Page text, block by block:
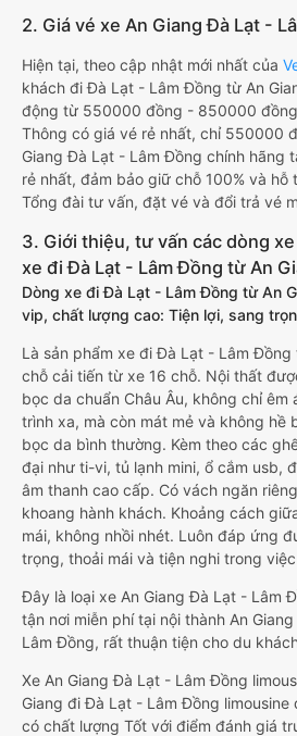
2. Giá vé xe An Giang Đà Lạt -
Hiện tại, theo cập nhật mới nhất của
khách đi Đà Lạt - Lâm Đồng từ An
động từ 550000 đồng - 850000
Thông có giá vé rẻ nhất, chỉ 550000
Giang Đà Lạt - Lâm Đồng chính hãng
rẻ nhất, đảm bảo giữ chỗ 100% và hỗ
Tổng đài tư vấn, đặt vé và đổi trả vé
3. Giới thiệu, tư vấn các dòng
xe đi Đà Lạt - Lâm Đồng từ An
Dòng xe đi Đà Lạt - Lâm Đồng từ An
vip, chất lượng cao: Tiện lợi, sang
Là sản phẩm xe đi Đà Lạt - Lâm Đồng
chỗ cải tiến từ xe 16 chỗ. Nội thất
bọc da chuẩn Châu Âu, không chỉ êm
trình xa, mà còn mát mẻ và không hề
bọc da bình thường. Kèm theo các
đại như ti-vi, tủ lạnh mini, ổ cắm usb,
âm thanh cao cấp. Có vách ngăn
khoang hành khách. Khoảng cách
mái, không nhồi nhét. Luôn đáp ứng
trọng, thoải mái và tiện nghi trong
Đây là loại xe An Giang Đà Lạt - Lâm
tận nơi miễn phí tại nội thành An
Lâm Đồng, rất thuận tiện cho du
Xe An Giang Đà Lạt - Lâm Đồng
Giang đi Đà Lạt - Lâm Đồng
có chất lượng Tốt với điểm đánh giá